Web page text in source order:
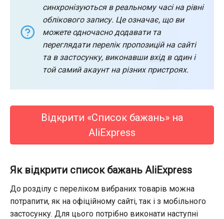
синхронізуються в реальному часі на рівні
облікового запису. Це означає, що ви
можете одночасно додавати та
переглядати перелік пропозицій на сайті
та в застосунку, виконавши вхід в один і
той самий акаунт на різних пристроях.
Відкрити «Список бажань» на
AliExpress
Як відкрити список бажань AliExpress
До розділу с переліком вибраних товарів можна
потрапити, як на офіційному сайті, так і з мобільного
застосунку. Для цього потрібно виконати наступні